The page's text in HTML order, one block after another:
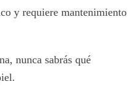
y requiere mantenimiento
nunca sabrás qué